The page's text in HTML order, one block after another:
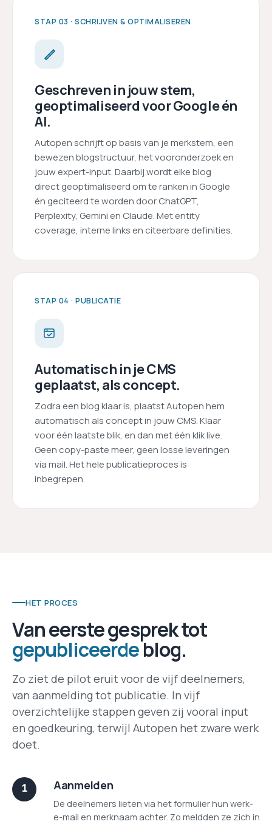
STAP 03 · SCHRIJVEN & OPTIMALISEREN
Geschreven in jouw stem,
geoptimaliseerd voor Google én
AI.
Autopen schrijft op basis van je merkstem, een
bewezen blogstructuur, het vooronderzoek en
jouw expert-input. Daarbij wordt elke blog
direct geoptimaliseerd om te ranken in Google
én geciteerd te worden door ChatGPT,
Perplexity, Gemini en Claude. Met entity
coverage, interne links en citeerbare definities.
STAP 04 · PUBLICATIE
Automatisch in je CMS
geplaatst, als concept.
Zodra een blog klaar is, plaatst Autopen hem
automatisch als concept in jouw CMS. Klaar
voor één laatste blik, en dan met één klik live.
Geen copy-paste meer, geen losse leveringen
via mail. Het hele publicatieproces is
inbegrepen.
HET PROCES
Van eerste gesprek tot
gepubliceerdeblog.
Zo ziet de pilot eruit voor de vijf deelnemers,
van aanmelding tot publicatie. In vijf
overzichtelijke stappen geven zij vooral input
en goedkeuring, terwijl Autopen het zware werk
doet.
Aanmelden
De deelnemers lieten via het formulier hun werk-
e-mail en merknaam achter. Zo meldden ze zich in